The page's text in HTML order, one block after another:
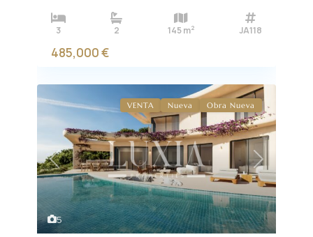
3 2 145 m2 JA118
485,000 €
5
Previous Next
VENTA Nueva Obra Nueva